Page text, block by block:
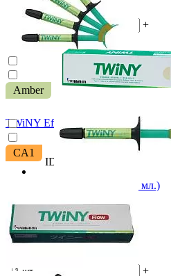
+
В корзину
Amber
TWiNY Effect Flow Amber (1 x 2 гр.)
(0)
2 265 ₽
+
CA1
ID: 6165 Арт. 60030001
TWiNY Cervica CA1 (1 х 2.6 мл.)